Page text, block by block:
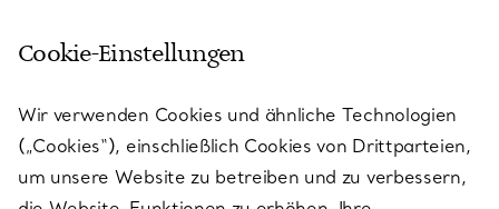
KUNDENSERVICE
SERVICES
Cookie-Einstellungen
Wir verwenden Cookies und ähnliche Technologien
(„Cookies“), einschließlich Cookies von Drittparteien,
um unsere Website zu betreiben und zu verbessern,